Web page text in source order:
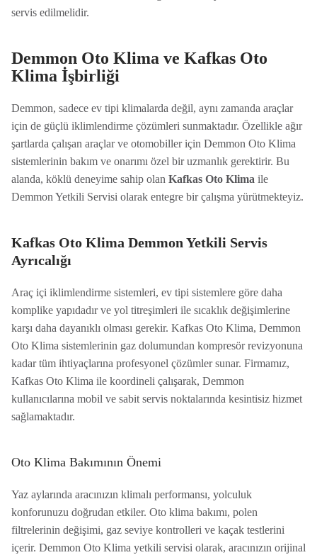
servis edilmelidir.
Demmon Oto Klima ve Kafkas Oto
Klima İşbirliği
Demmon, sadece ev tipi klimalarda değil, aynı zamanda araçlar
için de güçlü iklimlendirme çözümleri sunmaktadır. Özellikle ağır
şartlarda çalışan araçlar ve otomobiller için Demmon Oto Klima
sistemlerinin bakım ve onarımı özel bir uzmanlık gerektirir. Bu
alanda, köklü deneyime sahip olan Kafkas Oto Klima ile
Demmon Yetkili Servisi olarak entegre bir çalışma yürütmekteyiz.
Kafkas Oto Klima Demmon Yetkili Servis
Ayrıcalığı
Araç içi iklimlendirme sistemleri, ev tipi sistemlere göre daha
komplike yapıdadır ve yol titreşimleri ile sıcaklık değişimlerine
karşı daha dayanıklı olması gerekir. Kafkas Oto Klima, Demmon
Oto Klima sistemlerinin gaz dolumundan kompresör revizyonuna
kadar tüm ihtiyaçlarına profesyonel çözümler sunar. Firmamız,
Kafkas Oto Klima ile koordineli çalışarak, Demmon
kullanıcılarına mobil ve sabit servis noktalarında kesintisiz hizmet
sağlamaktadır.
Oto Klima Bakımının Önemi
Yaz aylarında aracınızın klimalı performansı, yolculuk
konforunuzu doğrudan etkiler. Oto klima bakımı, polen
filtrelerinin değişimi, gaz seviye kontrolleri ve kaçak testlerini
içerir. Demmon Oto Klima yetkili servisi olarak, aracınızın orijinal